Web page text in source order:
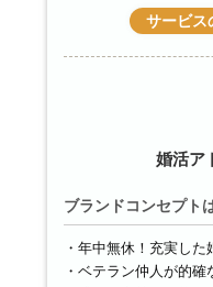
サービス
婚活ア
ブランドコンセプト
年中無休！充実した
ベテラン仲人が的確